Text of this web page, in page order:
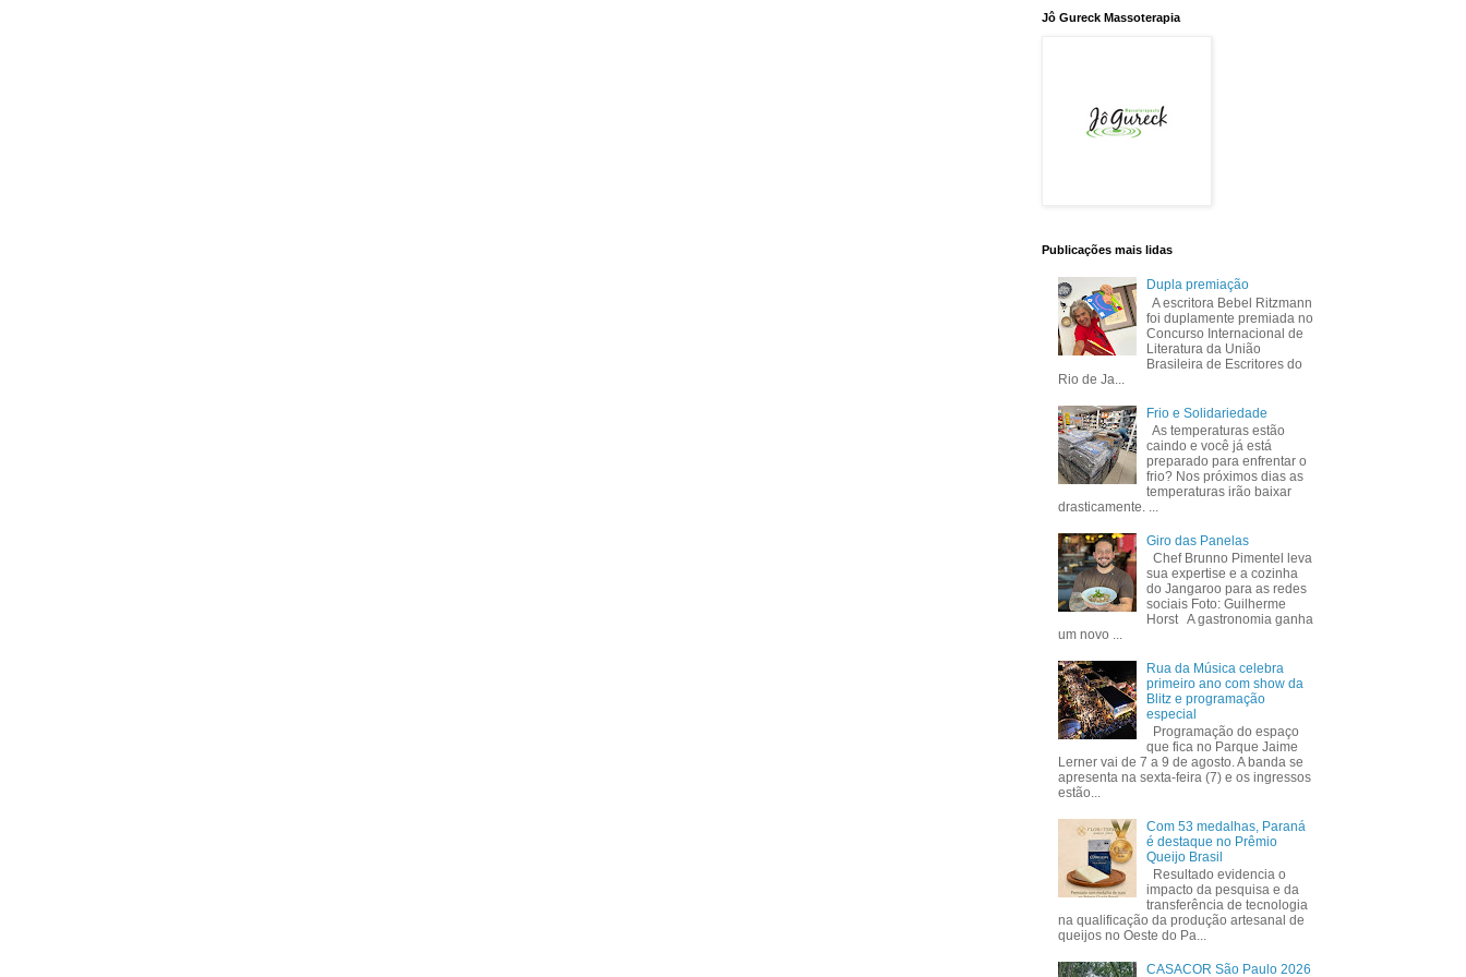
Jô Gureck Massoterapia
Publicações mais lidas
Dupla premiação
A escritora Bebel Ritzmann
foi duplamente premiada no
Concurso Internacional de
Literatura da União
Brasileira de Escritores do
Rio de Ja...
Frio e Solidariedade
As temperaturas estão
caindo e você já está
preparado para enfrentar o
frio? Nos próximos dias as
temperaturas irão baixar
drasticamente. ...
Giro das Panelas
Chef Brunno Pimentel leva
sua expertise e a cozinha
do Jangaroo para as redes
sociais Foto: Guilherme
Horst A gastronomia ganha
um novo ...
Rua da Música celebra
primeiro ano com show da
Blitz e programação
especial
Programação do espaço
que fica no Parque Jaime
Lerner vai de 7 a 9 de agosto. A banda se
apresenta na sexta-feira (7) e os ingressos
estão...
Com 53 medalhas, Paraná
é destaque no Prêmio
Queijo Brasil
Resultado evidencia o
impacto da pesquisa e da
transferência de tecnologia
na qualificação da produção artesanal de
queijos no Oeste do Pa...
CASACOR São Paulo 2026